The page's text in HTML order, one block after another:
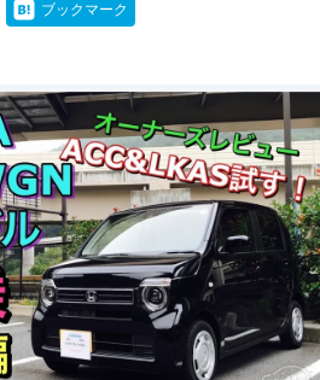
ブックマーク